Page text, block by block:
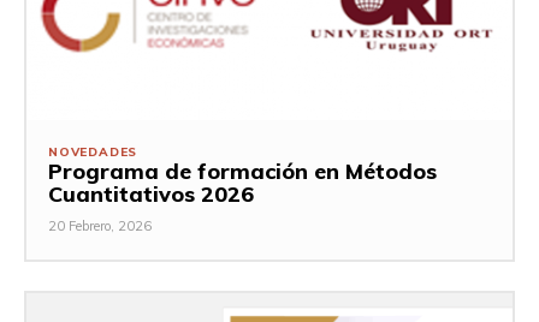
NOVEDADES
Programa de formación en Métodos
Cuantitativos 2026
20 Febrero, 2026